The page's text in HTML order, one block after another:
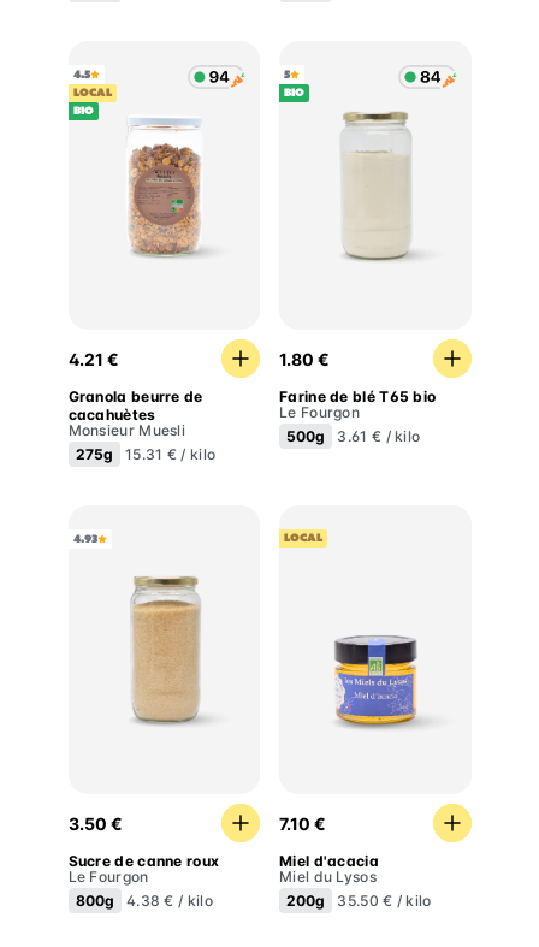
4.5
LOCAL
BIO
Granola beurre de cacahuètes
4.21 €
Granola beurre de
cacahuètes
Monsieur Muesli
275g
15.31 € / kilo
5
BIO
Farine de blé T65 bio
1.80 €
Farine de blé T65 bio
Le Fourgon
500g
3.61 € / kilo
4.93
Sucre de canne roux
3.50 €
Sucre de canne roux
Le Fourgon
800g
4.38 € / kilo
LOCAL
7.10 €
Miel d'acacia
Miel du Lysos
200g
35.50 € / kilo